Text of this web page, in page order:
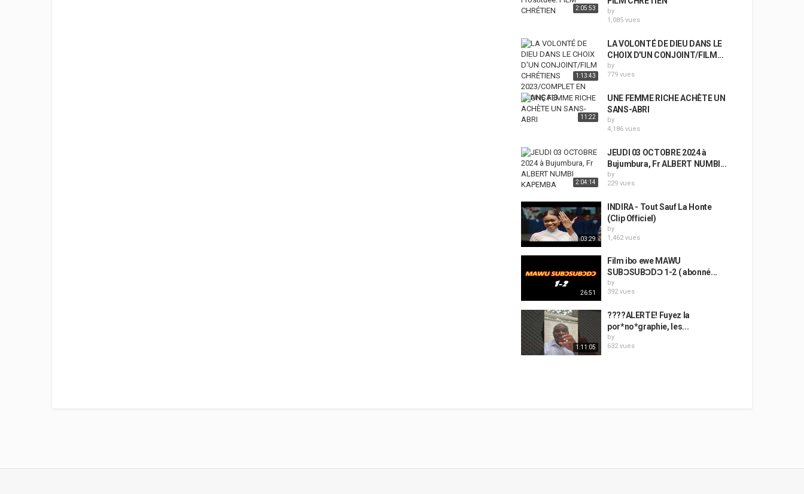
2:05:53
by
1,085 vues
1:13:43
LA VOLONTÉ DE DIEU DANS LE
CHOIX D'UN CONJOINT/FILM...
by
779 vues
11:22
UNE FEMME RICHE ACHÈTE UN
SANS-ABRI
by
4,186 vues
2:04:14
JEUDI 03 OCTOBRE 2024 à
Bujumbura, Fr ALBERT NUMBI...
by
229 vues
03:29
INDIRA - Tout Sauf La Honte
(Clip Officiel)
by
1,462 vues
26:51
Film ibo ewe MAWU
SUBƆSUBƆDƆ 1-2 ( abonné...
by
392 vues
1:11:05
????ALERTE! Fuyez la
por*no*graphie, les...
by
632 vues